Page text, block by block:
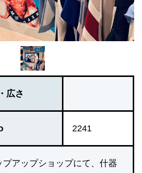
広さ
2241
アップショップにて、什器